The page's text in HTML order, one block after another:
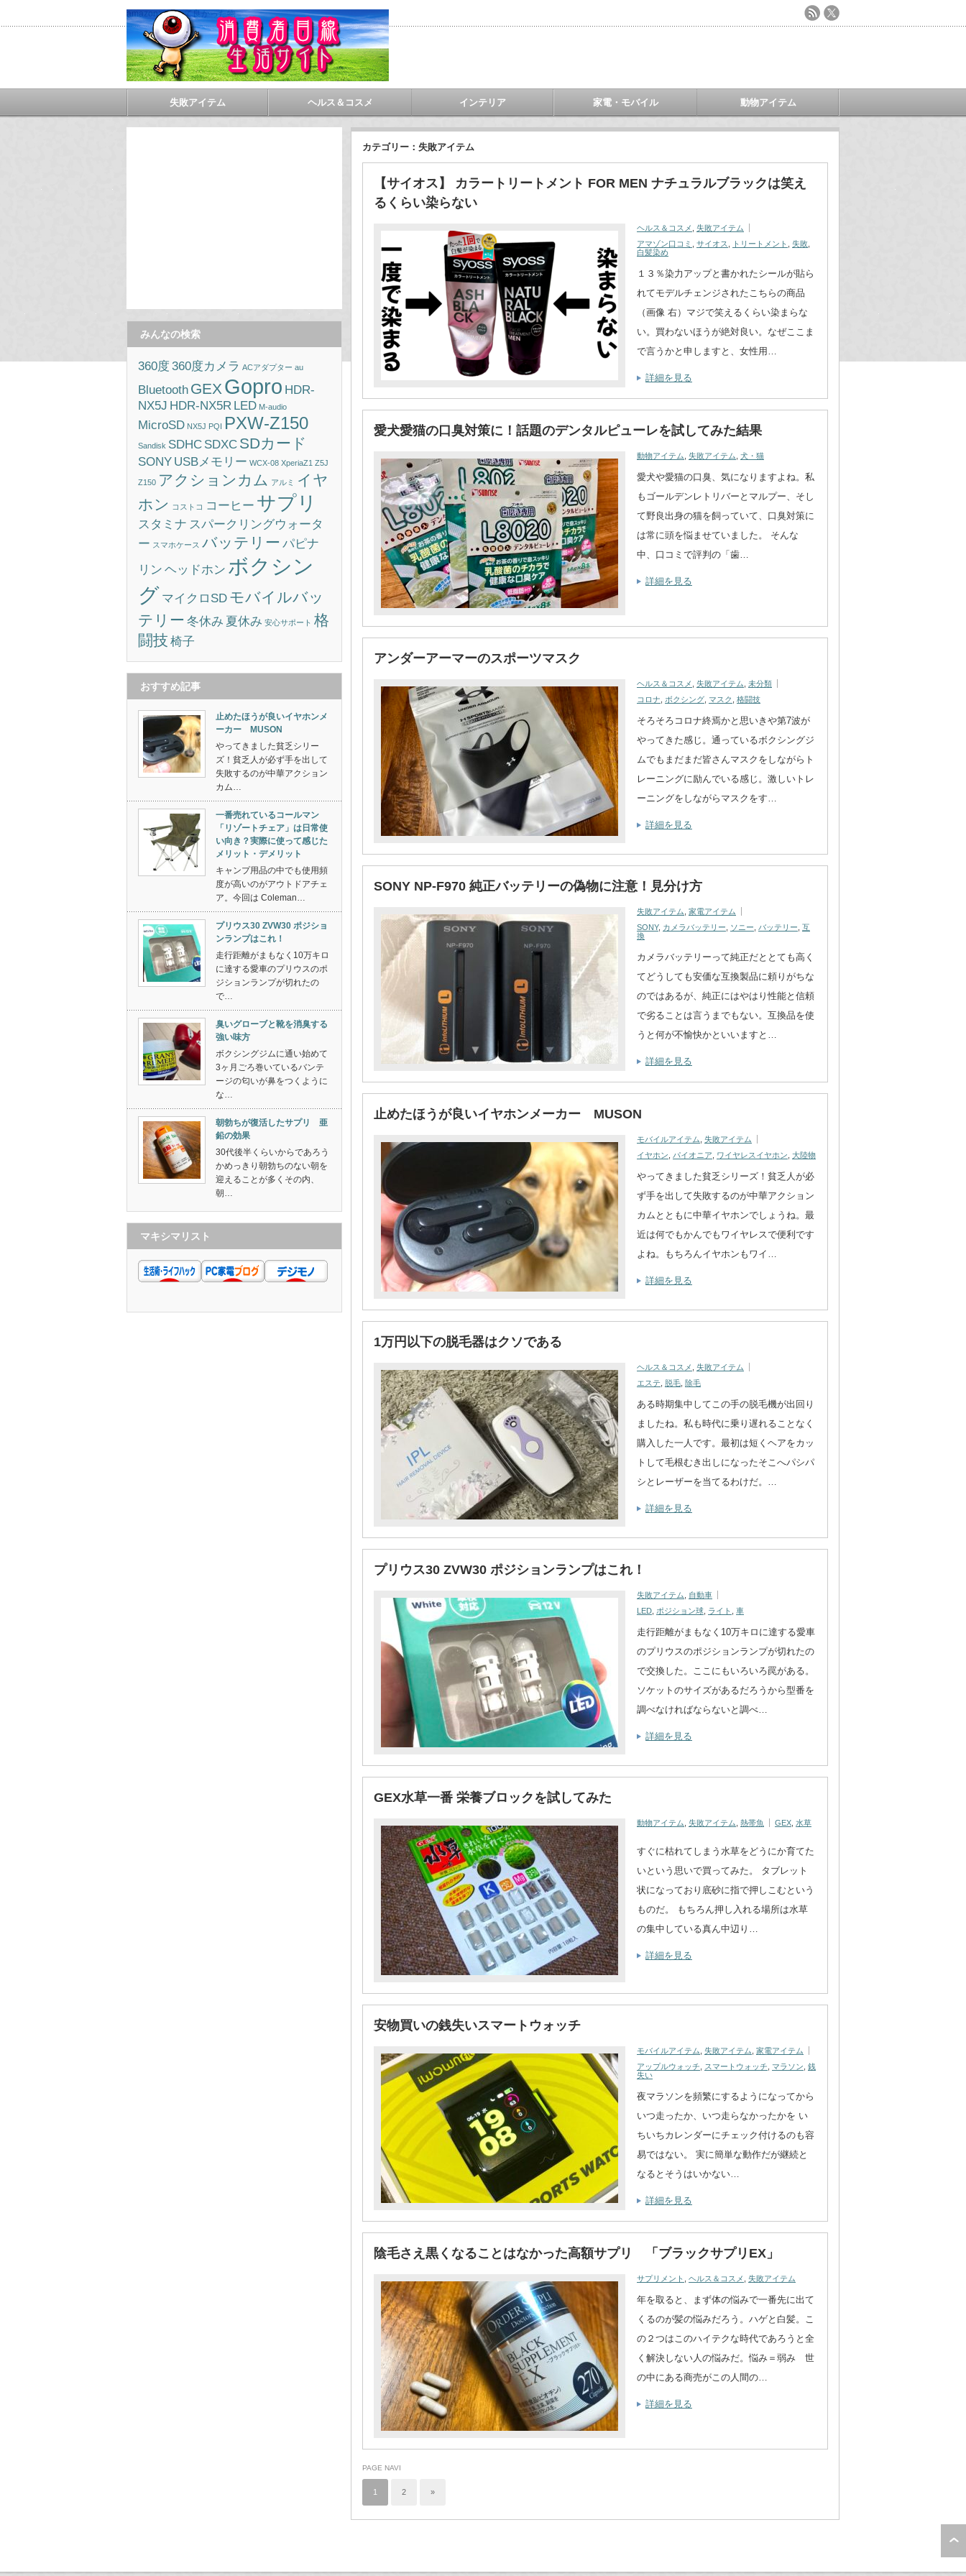
amazonで買って良かった物
失敗アイテム ヘルス＆コスメ インテリア 家電・モバイル 動物アイテム
カテゴリー：失敗アイテム
【サイオス】 カラートリートメント FOR MEN ナチュラルブラックは笑え
るくらい染らない
ヘルス＆コスメ
失敗アイテム
アマゾン口コミ
サイオス トリートメント 失敗
白髪染め
１３％染力アップと書かれたシールが貼ら
れてモデルチェンジされたこちらの商品
（画像 右）マジで笑えるくらい染まらな
い。買わないほうが絶対良い。なぜここま
で言うかと申しますと、女性用…
詳細を見る
愛犬愛猫の口臭対策に！話題のデンタルピューレを試してみた結果
動物アイテム 失敗アイテム 犬・猫
愛犬や愛猫の口臭、気になりますよね。私
もゴールデンレトリバーとマルプー、そし
て野良出身の猫を飼っていて、口臭対策に
は常に頭を悩ませていました。 そんな
中、口コミで評判の「歯…
詳細を見る
アンダーアーマーのスポーツマスク
ヘルス＆コスメ 失敗アイテム 未分類
コロナ
ボクシング マスク 格闘技
そろそろコロナ終焉かと思いきや第7波が
やってきた感じ。通っているボクシングジ
ムでもまだまだ皆さんマスクをしながらト
レーニングに励んでいる感じ。激しいトレ
ーニングをしながらマスクをす…
詳細を見る
SONY NP-F970 純正バッテリーの偽物に注意！見分け方
失敗アイテム 家電アイテム
SONY, カメラバッテリー ソニー バッテリー 互
換
カメラバッテリーって純正だととても高く
てどうしても安価な互換製品に頼りがちな
のではあるが、純正にはやはり性能と信頼
で劣ることは言うまでもない。互換品を使
うと何が不愉快かといいますと…
詳細を見る
止めたほうが良いイヤホンメーカー MUSON
モバイルアイテム 失敗アイテム
イヤホン
パイオニア ワイヤレスイヤホン 大陸物
やってきました貧乏シリーズ！貧乏人が必
ず手を出して失敗するのが中華アクション
カムとともに中華イヤホンでしょうね。最
近は何でもかんでもワイヤレスで便利です
よね。もちろんイヤホンもワイ…
詳細を見る
1万円以下の脱毛器はクソである
ヘルス＆コスメ
失敗アイテム
エステ
脱毛 除毛
ある時期集中してこの手の脱毛機が出回り
ましたね。私も時代に乗り遅れることなく
購入した一人です。最初は短くヘアをカッ
トして毛根むき出しになったそこへパシパ
シとレーザーを当てるわけだ。…
詳細を見る
プリウス30 ZVW30 ポジションランプはこれ！
失敗アイテム
自動車
LED ポジション球 ライト 車
走行距離がまもなく10万キロに達する愛車
のプリウスのポジションランプが切れたの
で交換した。ここにもいろいろ罠がある。
ソケットのサイズがあるだろうから型番を
調べなければならないと調べ…
詳細を見る
GEX水草一番 栄養ブロックを試してみた
動物アイテム 失敗アイテム 熱帯魚 GEX 水草
すぐに枯れてしまう水草をどうにか育てた
いという思いで買ってみた。 タブレット
状になっており底砂に指で押しこむという
ものだ。 もちろん押し入れる場所は水草
の集中している真ん中辺り…
詳細を見る
安物買いの銭失いスマートウォッチ
モバイルアイテム 失敗アイテム 家電アイテム
アップルウォッチ
スマートウォッチ マラソン 銭
失い
夜マラソンを頻繁にするようになってから
いつ走ったか、いつ走らなかったかを い
ちいちカレンダーにチェック付けるのも容
易ではない。 実に簡単な動作だが継続と
なるとそうはいかない…
詳細を見る
陰毛さえ黒くなることはなかった高額サプリ 「ブラックサプリEX」
サプリメント ヘルス＆コスメ 失敗アイテム
年を取ると、まず体の悩みで一番先に出て
くるのが髪の悩みだろう。ハゲと白髪。こ
の２つはこのハイテクな時代であろうと全
く解決しない人の悩みだ。悩み＝弱み 世
の中にある商売がこの人間の…
詳細を見る
PAGE NAVI
1 2 »
みんなの検索
360度 360度カメラ ACアダプター au
Bluetooth GEX Gopro HDR-
NX5J HDR-NX5R LED M-audio
MicroSD NX5J PQI PXW-Z150
Sandisk SDHC SDXC SDカード
SONY USBメモリー WCX-08 XperiaZ1 Z5J
Z150 アクションカム アルミ
イヤ
ホン
コストコ コーヒー サプリ
スタミナ スパークリングウォータ
ー スマホケース バッテリー パピナ
リン ヘッドホン ボクシン
グ マイクロSD モバイルバッ
テリー 冬休み 夏休み 安心サポート 格
闘技 椅子
おすすめ記事
止めたほうが良いイヤホンメ
ーカー MUSON
やってきました貧乏シリー
ズ！貧乏人が必ず手を出して
失敗するのが中華アクション
カム…
一番売れているコールマン
「リゾートチェア」は日常使
い向き？実際に使って感じた
メリット・デメリット
キャンプ用品の中でも使用頻
度が高いのがアウトドアチェ
ア。今回は Coleman…
プリウス30 ZVW30 ポジショ
ンランプはこれ！
走行距離がまもなく10万キロ
に達する愛車のプリウスのポ
ジションランプが切れたの
で…
臭いグローブと靴を消臭する
強い味方
ボクシングジムに通い始めて
3ヶ月ごろ巻いているバンテ
ージの匂いが鼻をつくように
な…
朝勃ちが復活したサプリ 亜
鉛の効果
30代後半くらいからであろう
かめっきり朝勃ちのない朝を
迎えることが多くその内、
朝…
マキシマリスト